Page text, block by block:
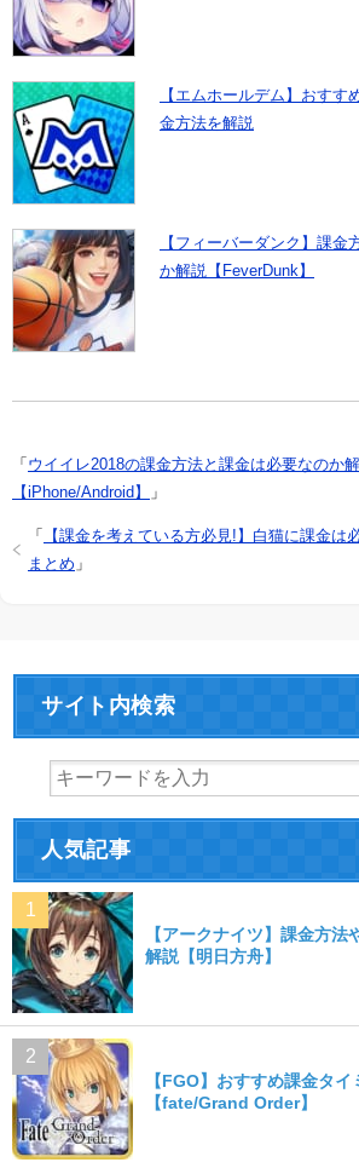
【エムホールデム】おすす
金方法を解説
【フィーバーダンク】課金
か解説【FeverDunk】
「 ウイイレ2018の課金方法と課金は必要なのか
【iPhone/Android】
」
「 【課金を考えている方必見!】白猫に課金は
まとめ 」
サイト内検索
人気記事
【アークナイツ】課金方
解説【明日方舟】
【FGO】おすすめ課金タ
【fate/Grand Order】